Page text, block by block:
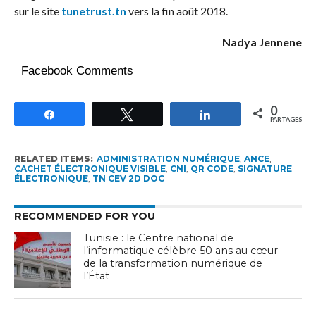
sur le sitetunetrust.tn vers la fin août 2018.
Nadya Jennene
Facebook Comments
Partagez 0
PARTAGES
RELATED ITEMS: ADMINISTRATION NUMÉRIQUE, ANCE,
CACHET ÉLECTRONIQUE VISIBLE, CNI, QR CODE, SIGNATURE
ÉLECTRONIQUE, TN CEV 2D DOC
RECOMMENDED FOR YOU
Tunisie : le Centre national de
l’informatique célèbre 50 ans au cœur
de la transformation numérique de
l’État